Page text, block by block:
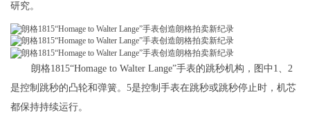
研究。
朗格1815“Homage to Walter Lange”手表的跳秒机构，图中1、2
是控制跳秒的凸轮和弹簧。5是控制手表在跳秒或跳秒停止时，机芯
都保持持续运行。